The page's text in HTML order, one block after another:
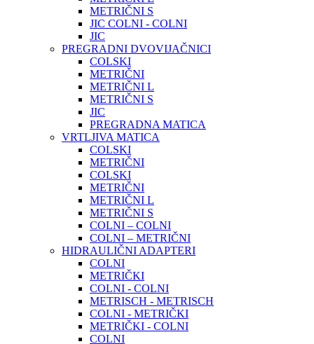
METRIČNI S
JIC COLNI - COLNI
JIC
PREGRADNI DVOVIJAČNICI
COLSKI
METRIČNI
METRIČNI L
METRIČNI S
JIC
PREGRADNA MATICA
VRTLJIVA MATICA
COLSKI
METRIČNI
COLSKI
METRIČNI
METRIČNI L
METRIČNI S
COLNI – COLNI
COLNI – METRIČNI
HIDRAULIČNI ADAPTERI
COLNI
METRIČKI
COLNI - COLNI
METRISCH - METRISCH
COLNI - METRIČKI
METRIČKI - COLNI
COLNI